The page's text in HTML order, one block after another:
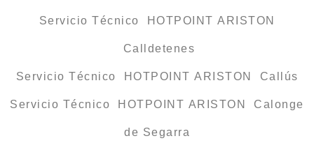
Servicio Técnico HOTPOINT ARISTON
Calldetenes
Servicio Técnico HOTPOINT ARISTON Callús
Servicio Técnico HOTPOINT ARISTON Calonge
de Segarra